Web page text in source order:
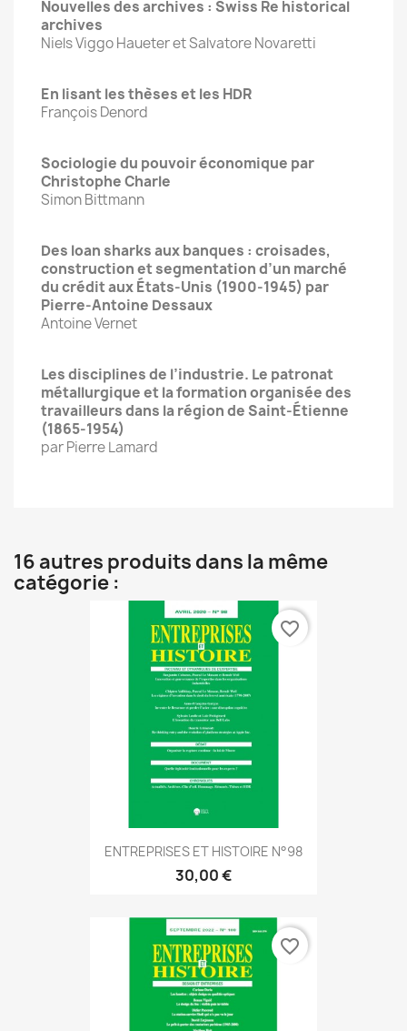
Nouvelles des archives : Swiss Re historical
archives
Niels Viggo Haueter et Salvatore Novaretti
En lisant les thèses et les HDR
François Denord
Sociologie du pouvoir économique par
Christophe Charle
Simon Bittmann
Des loan sharks aux banques : croisades,
construction et segmentation d’un marché
du crédit aux États-Unis (1900-1945) par
Pierre-Antoine Dessaux
Antoine Vernet
Les disciplines de l’industrie. Le patronat
métallurgique et la formation organisée des
travailleurs dans la région de Saint-Étienne
(1865-1954)
par Pierre Lamard
16 autres produits dans la même
catégorie :
ENTREPRISES ET HISTOIRE N°98
30,00 €
favorite_border
favorite_border